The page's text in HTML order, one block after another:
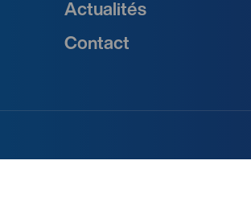
Actualités
Contact